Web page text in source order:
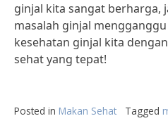
ginjal kita sangat berharga,
masalah ginjal
kesehatan ginjal kita
sehat yang tepat!
Posted in Makan Sehat Tagged